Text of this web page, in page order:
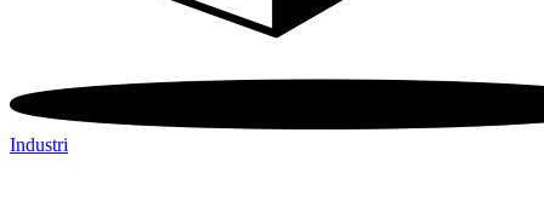
Industri